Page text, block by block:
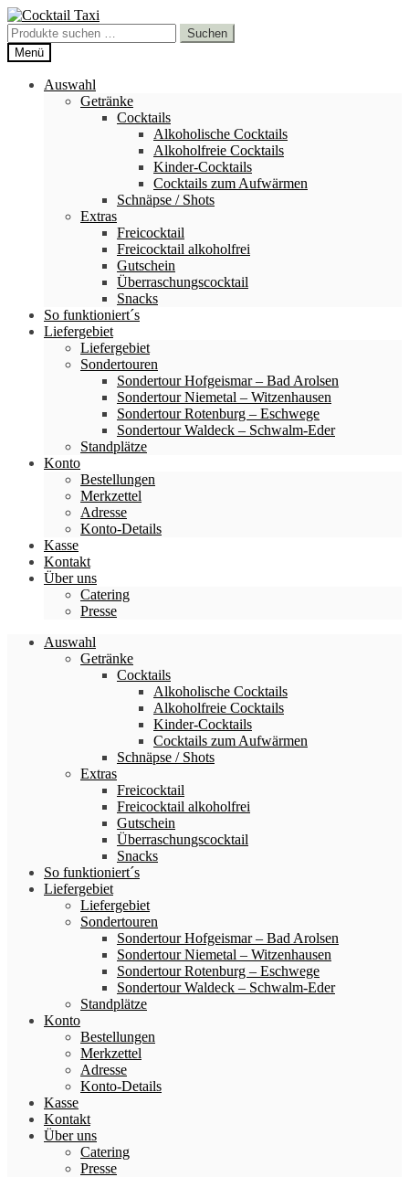
Zur
Navigation
springen
Zum
Inhalt
springen
Suchen
nach:
Suchen
Menü
Auswahl
Getränke
Cocktails
Alkoholische Cocktails
Alkoholfreie Cocktails
Kinder-Cocktails
Cocktails zum Aufwärmen
Schnäpse / Shots
Extras
Freicocktail
Freicocktail alkoholfrei
Gutschein
Überraschungscocktail
Snacks
So funktioniert´s
Liefergebiet
Liefergebiet
Sondertouren
Sondertour Hofgeismar – Bad Arolsen
Sondertour Niemetal – Witzenhausen
Sondertour Rotenburg – Eschwege
Sondertour Waldeck – Schwalm-Eder
Standplätze
Konto
Bestellungen
Merkzettel
Adresse
Konto-Details
Kasse
Kontakt
Über uns
Catering
Presse
Auswahl
Getränke
Cocktails
Alkoholische Cocktails
Alkoholfreie Cocktails
Kinder-Cocktails
Cocktails zum Aufwärmen
Schnäpse / Shots
Extras
Freicocktail
Freicocktail alkoholfrei
Gutschein
Überraschungscocktail
Snacks
So funktioniert´s
Liefergebiet
Liefergebiet
Sondertouren
Sondertour Hofgeismar – Bad Arolsen
Sondertour Niemetal – Witzenhausen
Sondertour Rotenburg – Eschwege
Sondertour Waldeck – Schwalm-Eder
Standplätze
Konto
Bestellungen
Merkzettel
Adresse
Konto-Details
Kasse
Kontakt
Über uns
Catering
Presse